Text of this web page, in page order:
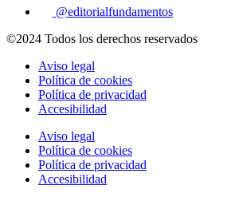
@editorialfundamentos
©2024 Todos los derechos reservados
Aviso legal
Política de cookies
Política de privacidad
Accesibilidad
Aviso legal
Política de cookies
Política de privacidad
Accesibilidad